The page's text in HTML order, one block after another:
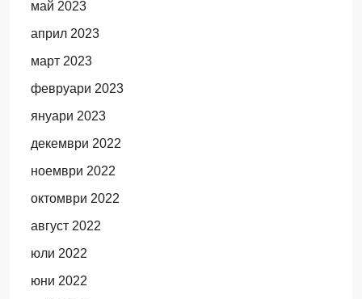
май 2023
април 2023
март 2023
февруари 2023
януари 2023
декември 2022
ноември 2022
октомври 2022
август 2022
юли 2022
юни 2022